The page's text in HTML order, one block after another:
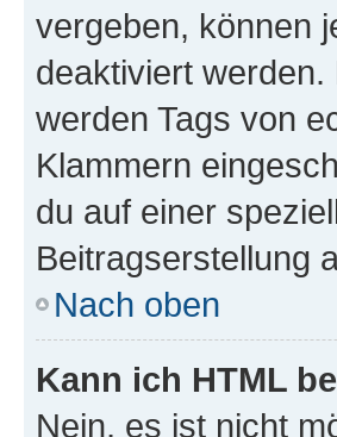
vergeben, können
deaktiviert
werden Tags von
Klammern
du auf einer
Beitragserstellung
Nach oben
Kann ich HTML
Nein, es ist nicht